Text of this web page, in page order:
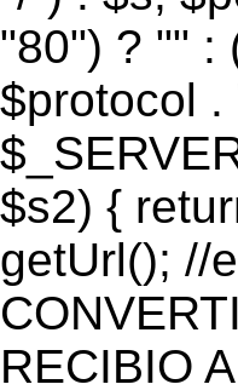
"80") ? "" :
$protocol .
$s2) {
getUrl(); //
RECIBIO